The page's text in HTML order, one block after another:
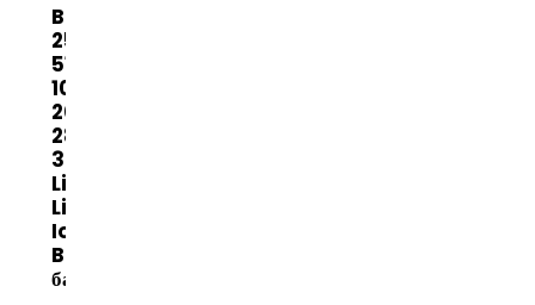
Banatton
25.6V
51.2V
100AH ​​
200AH
280AH
300AH
Lifepo4
Lithium
Ion
Battery
багц...